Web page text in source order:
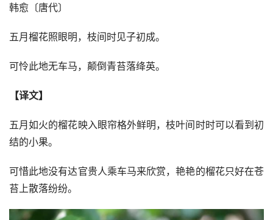
韩愈〔唐代〕
五月榴花照眼明，枝间时见子初成。
可怜此地无车马，颠倒青苔落绛英。
【译文】
五月如火的榴花映入眼帘格外鲜明，枝叶间时时可以看到初
结的小果。
可惜此地没有达官贵人乘车马来欣赏，艳艳的榴花只好在苍
苔上散落纷纷。